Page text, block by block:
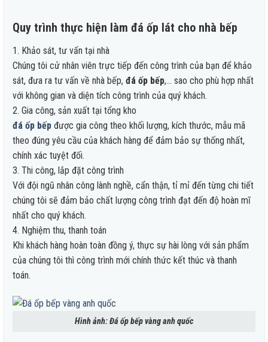
Quy trình thực hiện làm đá ốp lát cho nhà bếp
1. Khảo sát, tư vấn tại nhà
Chúng tôi cử nhân viên trực tiếp đến công trình của bạn để khảo
sát, đưa ra tư vấn về nhà bếp, đá ốp bếp,… sao cho phù hợp nhất
với không gian và diện tích công trình của quý khách.
2. Gia công, sản xuất tại tổng kho
đá ốp bếp được gia công theo khối lượng, kích thước, mẫu mã
theo đúng yêu cầu của khách hàng để đảm bảo sự thống nhất,
chính xác tuyệt đối.
3. Thi công, lắp đặt công trình
Với đội ngũ nhân công lành nghề, cẩn thận, tỉ mỉ đến từng chi tiết
chúng tôi sẽ đảm bảo chất lượng công trình đạt đến độ hoàn mĩ
nhất cho quý khách.
4. Nghiệm thu, thanh toán
Khi khách hàng hoàn toàn đồng ý, thực sự hài lòng với sản phẩm
của chúng tôi thì công trình mới chính thức kết thúc và thanh
toán.
Hình ảnh: Đá ốp bếp vàng anh quốc